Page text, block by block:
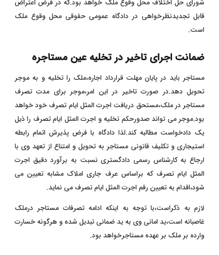
شورای حل اختلاف محل وقوع ملک خواهد بود.که در فرض اعتراض
قابل تجدیدنظرخواهی در دادگاه عمومی حقوقی محل وقوع ملک
است.
ضمانت اجرای تاخیر در تخلیه عین مستاجره
مستاجر باید در پایان مهلت قرارداد اجاره،ملک را تخلیه و به موجر
تحویل دهد.در صورت تاخیر در این امر،موجر برای مدت تصرف
مستاجر در ملک،مستحق دریافت اجرت المثل ایام تصرف خود خواهد
بود.موجر می تواند صدورحکم تخلیه و اجرت المثل ایام تصرف را ذیل
یک دادخواست مطالبه کند.لذا دادگاه با فرض پذیرش اتمام رابطه
استیجاری و تکلیف قانونی مستاجر به تحویل و امتناع از تعهد وی با
ارجاع به کارشناس رسمی دادگستری نسبت به برآورد دقیق اجرت
المثل ایام تصرف که براساس عرف جاری املاک مشابه تعیین می
شود،اقدام به تعیین رقم اجرت المثل ایام تصرف می نماید.
لازم به ذکراست،با توجه به اینکه ادامه تصرفات مستاجر درملک
غاصبانه است،ید امانی وی به ید ضمانی تبدیل شده و هرگونه خسارت
وارده بر ملک بر عهده مستاجرخواهد بود.